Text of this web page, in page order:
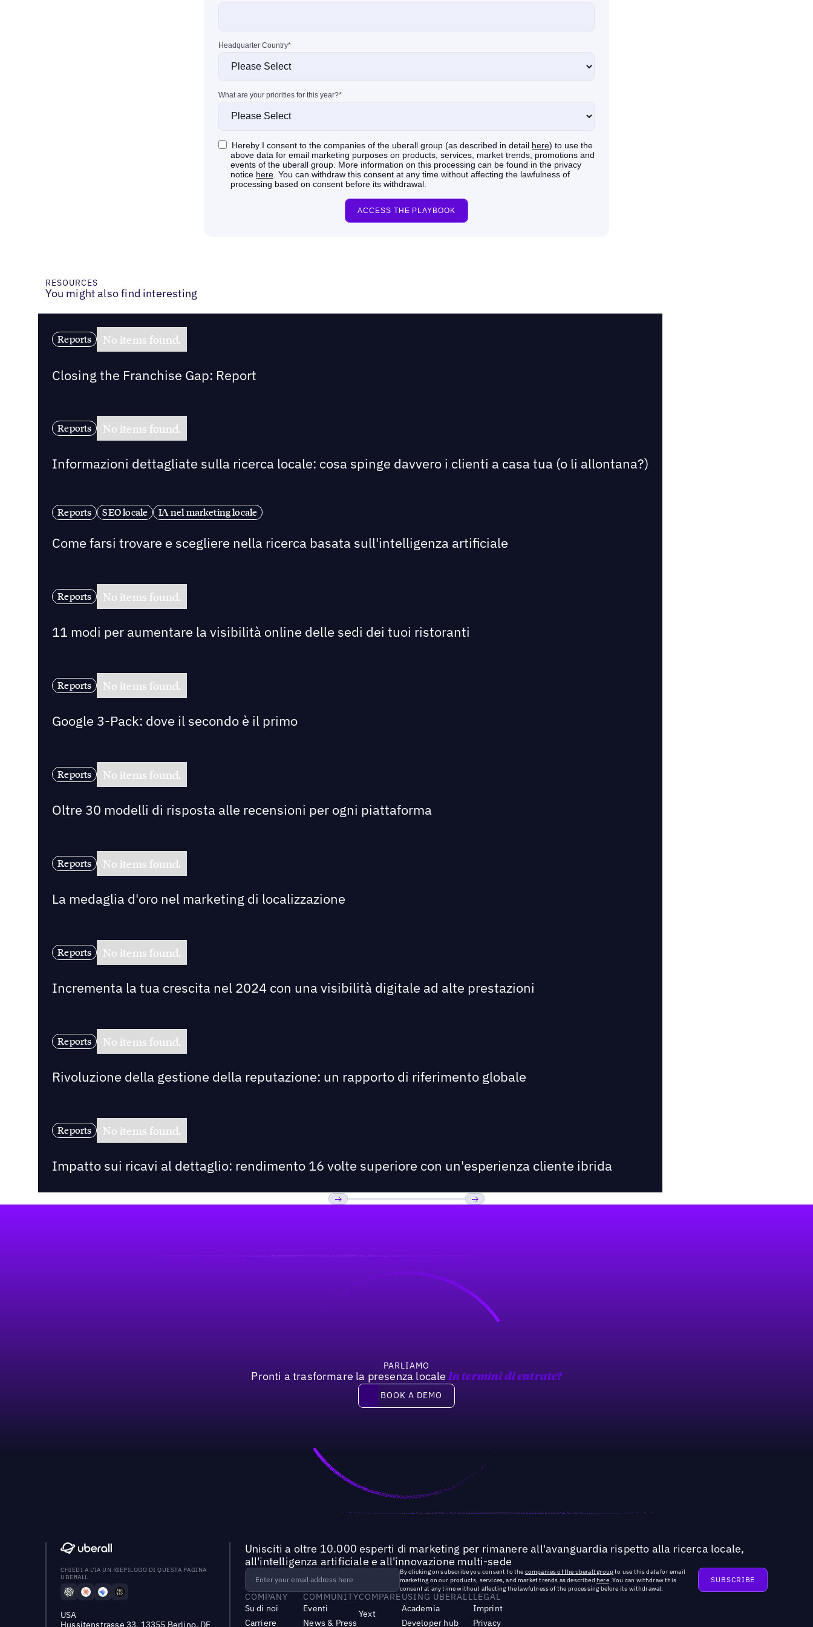
RESOURCES
You might also find interesting
Reports No items found.
Closing the Franchise Gap: Report
Reports No items found.
Informazioni dettagliate sulla ricerca locale: cosa spinge davvero i clienti a casa tua (o li allontana?)
Reports SEO locale IA nel marketing locale
Come farsi trovare e scegliere nella ricerca basata sull'intelligenza artificiale
Reports No items found.
11 modi per aumentare la visibilità online delle sedi dei tuoi ristoranti
Reports No items found.
Google 3-Pack: dove il secondo è il primo
Reports No items found.
Oltre 30 modelli di risposta alle recensioni per ogni piattaforma
Reports No items found.
La medaglia d'oro nel marketing di localizzazione
Reports No items found.
Incrementa la tua crescita nel 2024 con una visibilità digitale ad alte prestazioni
Reports No items found.
Rivoluzione della gestione della reputazione: un rapporto di riferimento globale
Reports No items found.
Impatto sui ricavi al dettaglio: rendimento 16 volte superiore con un'esperienza cliente ibrida
PARLIAMO
Pronti a trasformare la presenza locale In termini di entrate?
Book a demo
BOOK A DEMO
CHIEDI A L'IA UN RIEPILOGO DI QUESTA PAGINA
UBERALL
USA
Hussitenstrasse 33, 13355 Berlino, DE
Unisciti a oltre 10.000 esperti di marketing per rimanere all'avanguardia rispetto alla ricerca locale,
all'intelligenza artificiale e all'innovazione multi-sede
By clicking on subscribe you consent to the companies of the uberall groupto use this data for email
marketing on our products, services, and market trends as described here. You can withdraw this
consent at any time without affecting the lawfulness of the processing before its withdrawal.
COMPANY
Su di noi
Carriere
COMMUNITY
Eventi
News & Press
COMPARE
Yext
USING UBERALL
Academia
Developer hub
LEGAL
Imprint
Privacy